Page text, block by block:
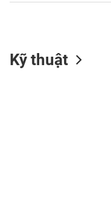
Kỹ thuật
SINH